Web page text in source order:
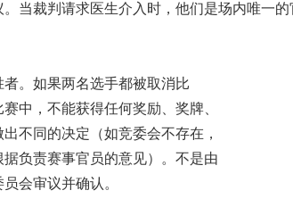
当裁判请求医生介入时，他们是场内唯一
。如果两名选手都被取消比
中，不能获得任何奖励、奖牌、
不同的决定（如竞委会不存在，
负责赛事官员的意见）。不是由
会审议并确认。